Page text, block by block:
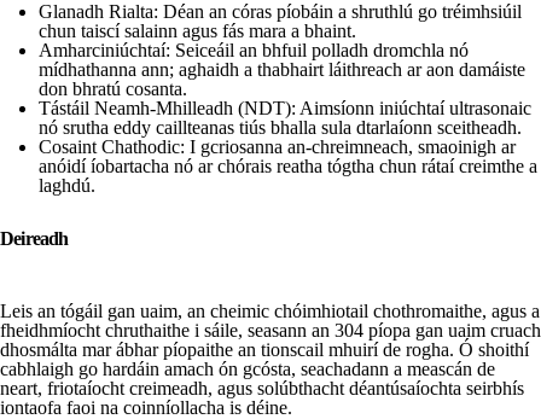
Glanadh Rialta: Déan an córas píobáin a shruthlú go tréimhsiúil
chun taiscí salainn agus fás mara a bhaint.
Amharciniúchtaí: Seiceáil an bhfuil polladh dromchla nó
mídhathanna ann; aghaidh a thabhairt láithreach ar aon damáiste
don bhratú cosanta.
Tástáil Neamh-Mhilleadh (NDT): Aimsíonn iniúchtaí ultrasonaic
nó srutha eddy caillteanas tiús bhalla sula dtarlaíonn sceitheadh.
Cosaint Chathodic: I gcriosanna an-chreimneach, smaoinigh ar
anóidí íobartacha nó ar chórais reatha tógtha chun rátaí creimthe a
laghdú.
Deireadh
Leis an tógáil gan uaim, an cheimic chóimhiotail chothromaithe, agus a
fheidhmíocht chruthaithe i sáile, seasann an 304 píopa gan uaim cruach
dhosmálta mar ábhar píopaithe an tionscail mhuirí de rogha. Ó shoithí
cabhlaigh go hardáin amach ón gcósta, seachadann a meascán de
neart, friotaíocht creimeadh, agus solúbthacht déantúsaíochta seirbhís
iontaofa faoi na coinníollacha is déine.